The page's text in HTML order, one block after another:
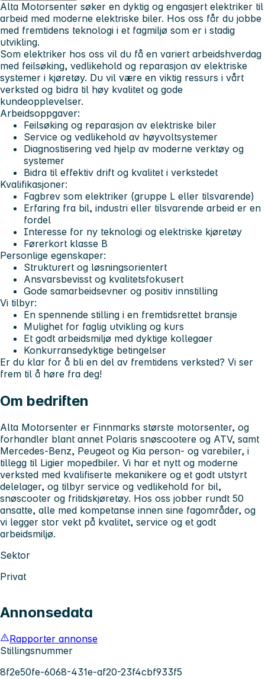
Alta Motorsenter søker en dyktig og engasjert elektriker til
arbeid med moderne elektriske biler. Hos oss får du jobbe
med fremtidens teknologi i et fagmiljø som er i stadig
utvikling.
Som elektriker hos oss vil du få en variert arbeidshverdag
med feilsøking, vedlikehold og reparasjon av elektriske
systemer i kjøretøy. Du vil være en viktig ressurs i vårt
verksted og bidra til høy kvalitet og gode
kundeopplevelser.
Arbeidsoppgaver:
Feilsøking og reparasjon av elektriske biler
Service og vedlikehold av høyvoltsystemer
Diagnostisering ved hjelp av moderne verktøy og
systemer
Bidra til effektiv drift og kvalitet i verkstedet
Kvalifikasjoner:
Fagbrev som elektriker (gruppe L eller tilsvarende)
Erfaring fra bil, industri eller tilsvarende arbeid er en
fordel
Interesse for ny teknologi og elektriske kjøretøy
Førerkort klasse B
Personlige egenskaper:
Strukturert og løsningsorientert
Ansvarsbevisst og kvalitetsfokusert
Gode samarbeidsevner og positiv innstilling
Vi tilbyr:
En spennende stilling i en fremtidsrettet bransje
Mulighet for faglig utvikling og kurs
Et godt arbeidsmiljø med dyktige kollegaer
Konkurransedyktige betingelser
Er du klar for å bli en del av fremtidens verksted? Vi ser
frem til å høre fra deg!
Om bedriften
Alta Motorsenter er Finnmarks største motorsenter, og
forhandler blant annet Polaris snøscootere og ATV, samt
Mercedes-Benz, Peugeot og Kia person- og varebiler, i
tillegg til Ligier mopedbiler. Vi har et nytt og moderne
verksted med kvalifiserte mekanikere og et godt utstyrt
delelager, og tilbyr service og vedlikehold for bil,
snøscooter og fritidskjøretøy. Hos oss jobber rundt 50
ansatte, alle med kompetanse innen sine fagområder, og
vi legger stor vekt på kvalitet, service og et godt
arbeidsmiljø.
Sektor
Privat
Annonsedata
Rapporter annonse
Stillingsnummer
8f2e50fe-6068-431e-af20-23f4cbf933f5